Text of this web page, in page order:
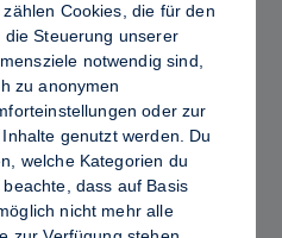
TIPS
fixierst du Sculpt &
Finish mit
Glanz
Cookies, die für den
Steuerung unserer
notwendig sind,
zu anonymen
oder zur
genutzt werden. Du
welche Kategorien du
dass auf Basis
nicht mehr alle